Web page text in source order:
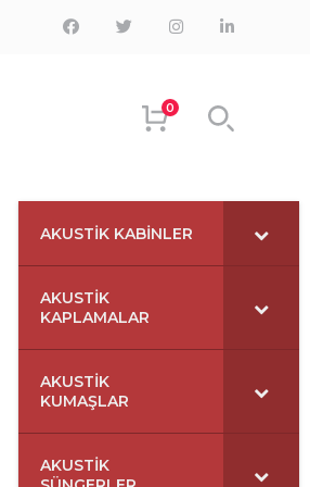
FacebookTwitterInstagramLinkedIn
0
AKUSTIK KABINLER
AKUSTIK
KAPLAMALAR
AKUSTIK
KUMAŞLAR
AKUSTIK